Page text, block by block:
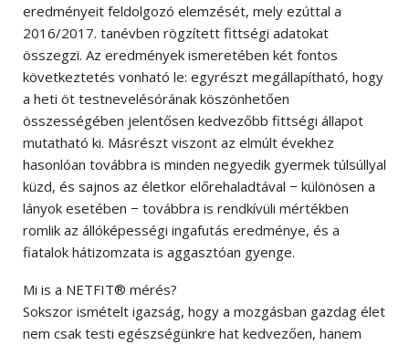
eredményeit feldolgozó elemzését, mely ezúttal a
2016/2017. tanévben rögzített fittségi adatokat
összegzi. Az eredmények ismeretében két fontos
következtetés vonható le: egyrészt megállapítható, hogy
a heti öt testnevelésórának köszönhetően
összességében jelentősen kedvezőbb fittségi állapot
mutatható ki. Másrészt viszont az elmúlt évekhez
hasonlóan továbbra is minden negyedik gyermek túlsúllyal
küzd, és sajnos az életkor előrehaladtával − különösen a
lányok esetében − továbbra is rendkívüli mértékben
romlik az állóképességi ingafutás eredménye, és a
fiatalok hátizomzata is aggasztóan gyenge.
Mi is a NETFIT® mérés?
Sokszor ismételt igazság, hogy a mozgásban gazdag élet
nem csak testi egészségünkre hat kedvezően, hanem